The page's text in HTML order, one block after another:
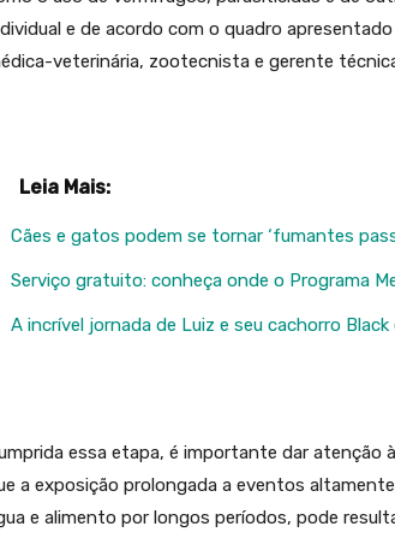
e de acordo com o quadro
veterinária, zootecnista e gerente
Leia Mais:
Cães e gatos podem se tornar ‘fumantes
Serviço gratuito: conheça onde o Programa
A incrível jornada de Luiz e seu cachorro Black
essa etapa, é importante dar atenção
a exposição prolongada a eventos
e alimento por longos períodos, pode